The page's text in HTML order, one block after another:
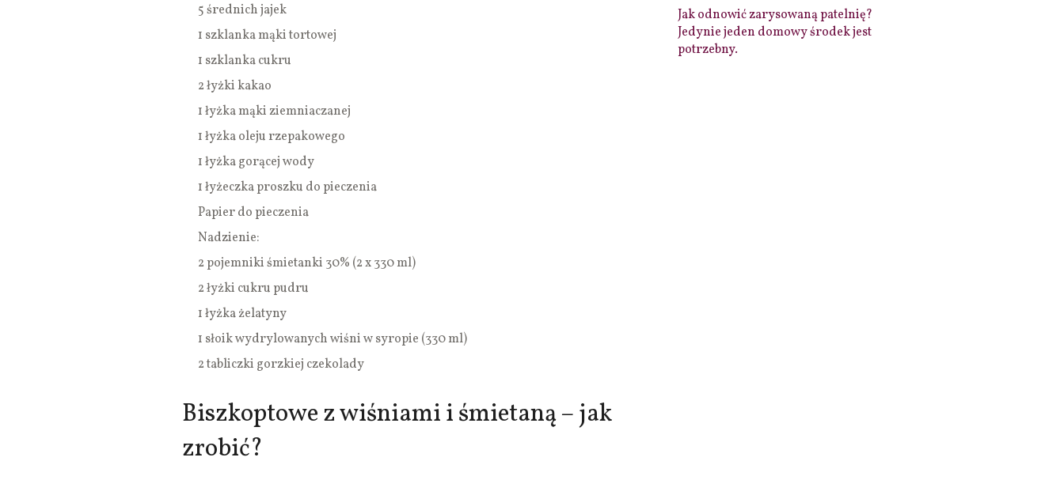
5 średnich jajek
1 szklanka mąki tortowej
1 szklanka cukru
2 łyżki kakao
1 łyżka mąki ziemniaczanej
1 łyżka oleju rzepakowego
1 łyżka gorącej wody
1 łyżeczka proszku do pieczenia
Papier do pieczenia
Nadzienie:
2 pojemniki śmietanki 30% (2 x 330 ml)
2 łyżki cukru pudru
1 łyżka żelatyny
1 słoik wydrylowanych wiśni w syropie (330 ml)
2 tabliczki gorzkiej czekolady
Biszkoptowe z wiśniami i śmietaną – jak
zrobić?
Jak odnowić zarysowaną patelnię?
Jedynie jeden domowy środek jest
potrzebny.